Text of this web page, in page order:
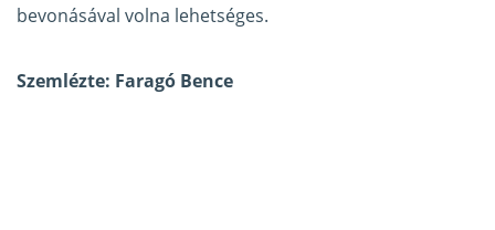
bevonásával volna lehetséges.
Szemlézte: Faragó Bence